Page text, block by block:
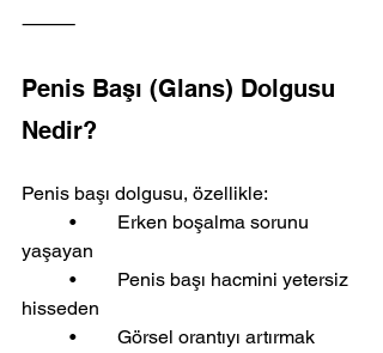
⸻
Penis Başı (Glans) Dolgusu
Nedir?
Penis başı dolgusu, özellikle:
yaşayan
hisseden